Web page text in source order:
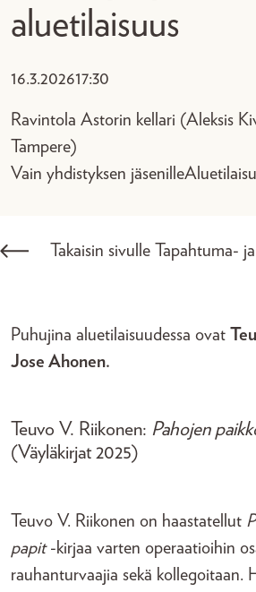
aluetilaisuus
16.3.202617:30
Ravintola Astorin kellari (Aleksis
Tampere)
Vain yhdistyksen jäsenille
Takaisin sivulle Tapahtuma-
Puhujina aluetilaisuudessa ovat
Jose Ahonen.
Teuvo V. Riikonen: Pahojen
(Väyläkirjat 2025)
Teuvo V. Riikonen on haastatellut
papit-kirjaa varten operaatioihin
rauhanturvaajia sekä kollegoitaan.